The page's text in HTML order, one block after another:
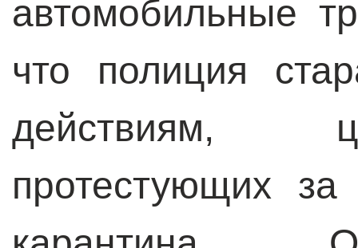
автомобильные
что полиция
действиям,
протестующих за